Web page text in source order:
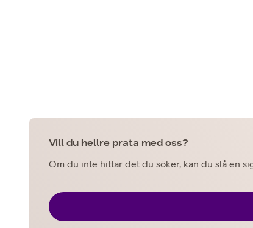
Vill du hellre prata med oss?
Om du inte hittar det du söker, kan du slå en